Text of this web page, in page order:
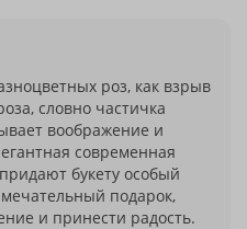
роз, как взрыв
словно частичка
воображение и
современная
букету особый
подарок,
и принести радость.